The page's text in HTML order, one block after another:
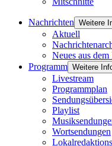
Nachrichten Weitere
Aktuell
Neues aus
Programm Weitere
Livestream
Programmplan
Playlist
Wortsendungen